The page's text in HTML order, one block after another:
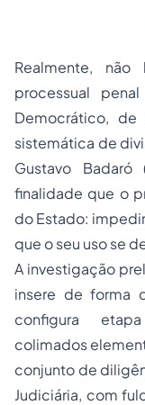
Realmente,
processual
Democrático,
sistemática de
Gustavo
finalidade que o
do Estado:
que o seu uso se
A investigação
insere de forma
configura
colimados
conjunto de
Judiciária, com